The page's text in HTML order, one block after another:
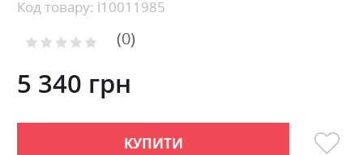
Skip
the
of
the
gallery
Код товару: l10011985
Рейтинг: 0
5 340 грн
КУПИТИ